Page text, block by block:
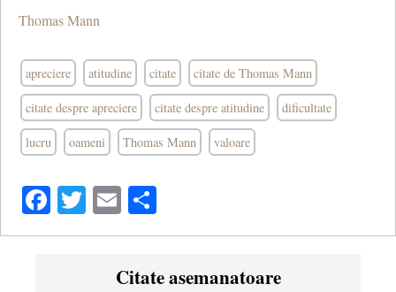
Thomas Mann
apreciere atitudine citate citate de Thomas Mann
citate despre apreciere citate despre atitudine dificultate
lucru oameni Thomas Mann valoare
Facebook
Twitter
Email
Citate asemanatoare